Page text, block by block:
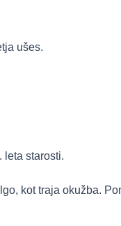
ušes.
leta starosti.
kot traja okužba.